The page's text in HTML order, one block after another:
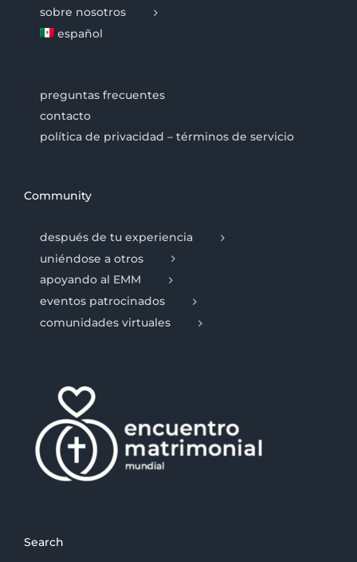
sobre nosotros
español
preguntas frecuentes
contacto
política de privacidad – términos de servicio
Community
después de tu experiencia
uniéndose a otros
apoyando al EMM
eventos patrocinados
comunidades virtuales
Search